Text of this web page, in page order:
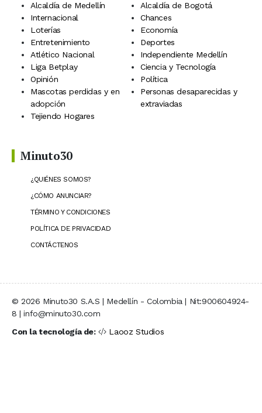
Alcaldía de Medellín
Alcaldía de Bogotá
Internacional
Chances
Loterías
Economía
Entretenimiento
Deportes
Atlético Nacional
Independiente Medellín
Liga Betplay
Ciencia y Tecnología
Opinión
Política
Mascotas perdidas y en
adopción
Personas desaparecidas y
extraviadas
Tejiendo Hogares
Minuto30
¿QUIÉNES SOMOS?
¿CÓMO ANUNCIAR?
TÉRMINO Y CONDICIONES
POLÍTICA DE PRIVACIDAD
CONTÁCTENOS
© 2026 Minuto30 S.A.S | Medellín - Colombia | Nit:900604924-
8 | info@minuto30.com
Con la tecnología de:
Laooz Studios